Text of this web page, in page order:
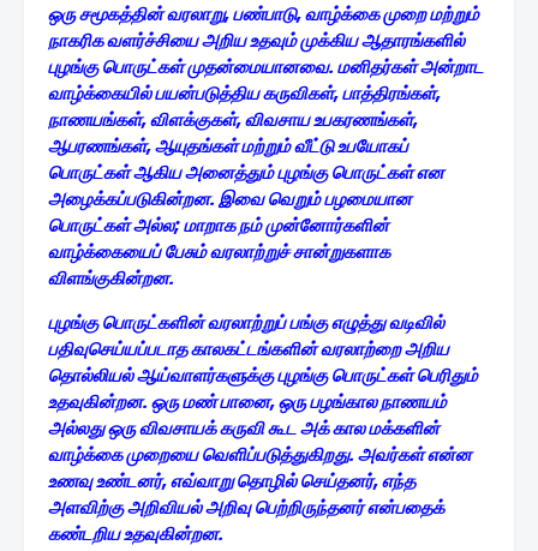
ஒரு சமூகத்தின் வரலாறு, பண்பாடு, வாழ்க்கை முறை மற்றும்
நாகரிக வளர்ச்சியை அறிய உதவும் முக்கிய ஆதாரங்களில்
புழங்கு பொருட்கள் முதன்மையானவை. மனிதர்கள் அன்றாட
வாழ்க்கையில் பயன்படுத்திய கருவிகள், பாத்திரங்கள்,
நாணயங்கள், விளக்குகள், விவசாய உபகரணங்கள்,
ஆபரணங்கள், ஆயுதங்கள் மற்றும் வீட்டு உபயோகப்
பொருட்கள் ஆகிய அனைத்தும் புழங்கு பொருட்கள் என
அழைக்கப்படுகின்றன. இவை வெறும் பழமையான
பொருட்கள் அல்ல; மாறாக நம் முன்னோர்களின்
வாழ்க்கையைப் பேசும் வரலாற்றுச் சான்றுகளாக
விளங்குகின்றன.
புழங்கு பொருட்களின் வரலாற்றுப் பங்குஎழுத்து வடிவில்
பதிவுசெய்யப்படாத காலகட்டங்களின் வரலாற்றை அறிய
தொல்லியல் ஆய்வாளர்களுக்கு புழங்கு பொருட்கள் பெரிதும்
உதவுகின்றன. ஒரு மண் பானை, ஒரு பழங்கால நாணயம்
அல்லது ஒரு விவசாயக் கருவி கூட அக் கால மக்களின்
வாழ்க்கை முறையை வெளிப்படுத்துகிறது. அவர்கள் என்ன
உணவு உண்டனர், எவ்வாறு தொழில் செய்தனர், எந்த
அளவிற்கு அறிவியல் அறிவு பெற்றிருந்தனர் என்பதைக்
கண்டறிய உதவுகின்றன.